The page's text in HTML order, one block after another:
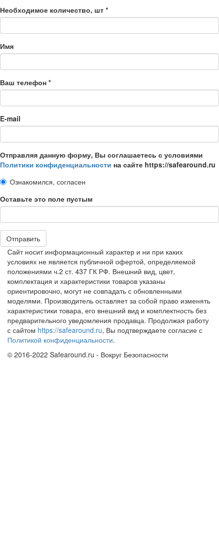
Необходимое количество, шт *
Имя
Ваш телефон *
E-mail
Отправляя данную форму, Вы соглашаетесь с условиями
Политики конфиденциальности на сайте https://safearound.ru
Ознакомился, согласен
Оставьте это поле пустым
Отправить
Сайт носит информационный характер и ни при каких
условиях не является публичной офертой, определяемой
положениями ч.2 ст. 437 ГК РФ. Внешний вид, цвет,
комплектация и характеристики товаров указаны
ориентировочно, могут не совпадать с обновленными
моделями. Производитель оставляет за собой право изменять
характеристики товара, его внешний вид и комплектность без
предварительного уведомления продавца. Продолжая работу
с сайтом https://safearound.ru, Вы подтверждаете согласие с
Политикой конфиденциальности.
© 2016-2022 Safearound.ru - Вокруг Безопасности